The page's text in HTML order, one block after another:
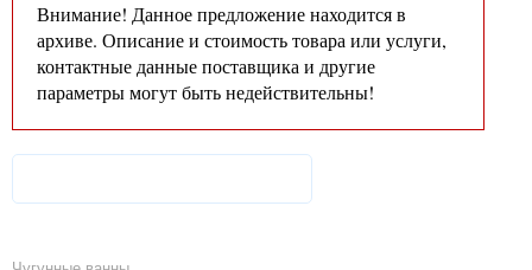
Внимание! Данное предложение находится в
архиве. Описание и стоимость товара или услуги,
контактные данные поставщика и другие
параметры могут быть недействительны!